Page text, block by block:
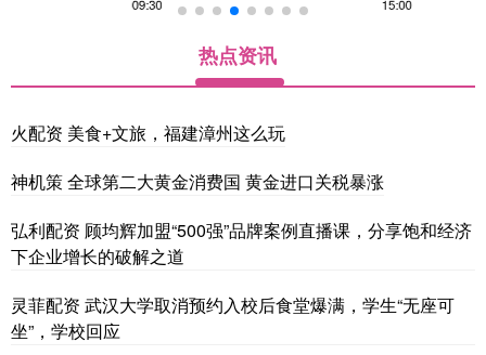
热点资讯
火配资 美食+文旅，福建漳州这么玩
神机策 全球第二大黄金消费国 黄金进口关税暴涨
弘利配资 顾均辉加盟“500强”品牌案例直播课，分享饱和经济
下企业增长的破解之道
灵菲配资 武汉大学取消预约入校后食堂爆满，学生“无座可
坐”，学校回应